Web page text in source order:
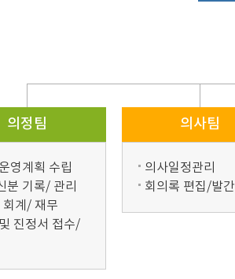
의정팀
영계획 수립
분 기록/ 관리
계/ 재무
진정서 접수/
의사팀
의사일정관리
회의록 편집/발간